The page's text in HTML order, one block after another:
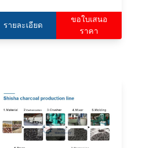
รายละเอียด
ขอใบเสนอ
ราคา